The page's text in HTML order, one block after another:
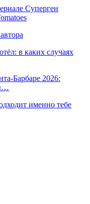
Суперген
в каких случаях
Барбаре 2026:
именно тебе